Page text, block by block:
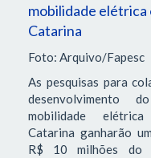
mobilidade elétrica
Catarina
Foto: Arquivo/Fapesc
As pesquisas para
desenvolvimento
mobilidade
Catarina ganharão
R$ 10 milhões do